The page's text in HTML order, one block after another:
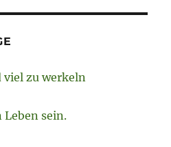
viel zu werkeln
Leben sein.